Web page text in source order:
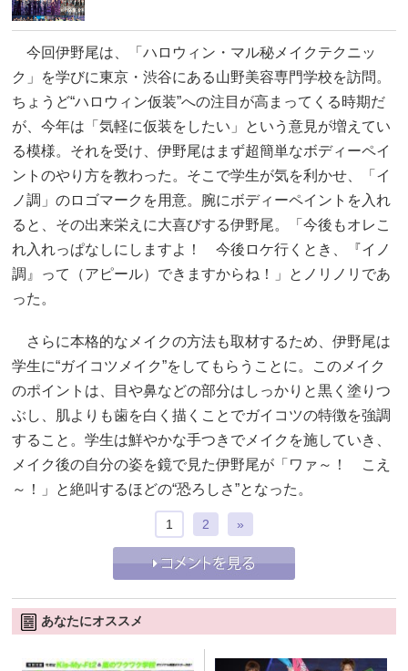
今回伊野尾は、「ハロウィン・マル秘メイクテクニッ
ク」を学びに東京・渋谷にある山野美容専門学校を訪問。
ちょうど“ハロウィン仮装”への注目が高まってくる時期だ
が、今年は「気軽に仮装をしたい」という意見が増えてい
る模様。それを受け、伊野尾はまず超簡単なボディーペイ
ントのやり方を教わった。そこで学生が気を利かせ、「イ
ノ調」のロゴマークを用意。腕にボディーペイントを入れ
ると、その出来栄えに大喜びする伊野尾。「今後もオレこ
れ入れっぱなしにしますよ！ 今後ロケ行くとき、『イノ
調』って（アピール）できますからね！」とノリノリであ
った。
さらに本格的なメイクの方法も取材するため、伊野尾は
学生に“ガイコツメイク”をしてもらうことに。このメイク
のポイントは、目や鼻などの部分はしっかりと黒く塗りつ
ぶし、肌よりも歯を白く描くことでガイコツの特徴を強調
すること。学生は鮮やかな手つきでメイクを施していき、
メイク後の自分の姿を鏡で見た伊野尾が「ワァ～！ こえ
～！」と絶叫するほどの“恐ろしさ”となった。
1 2 »
あなたにオススメ